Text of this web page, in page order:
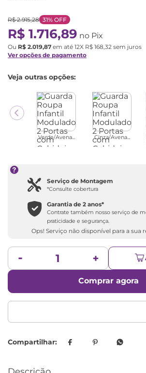
R$ 2.915,28 31% OFF
R$ 1.716,89 no Pix
Ou R$ 2.019,87 em até 12X R$ 168,32 sem juros
Ver opções de pagamento
Veja outras opções:
Verde/Avena... Cinza/Avena...
Serviço de Montagem
*Consulte cobertura
Garantia de 2 anos*
Contrate também nosso serviço de
praticidade e segurança.
Ops! Serviço não disponível para a sua
Comprar agora